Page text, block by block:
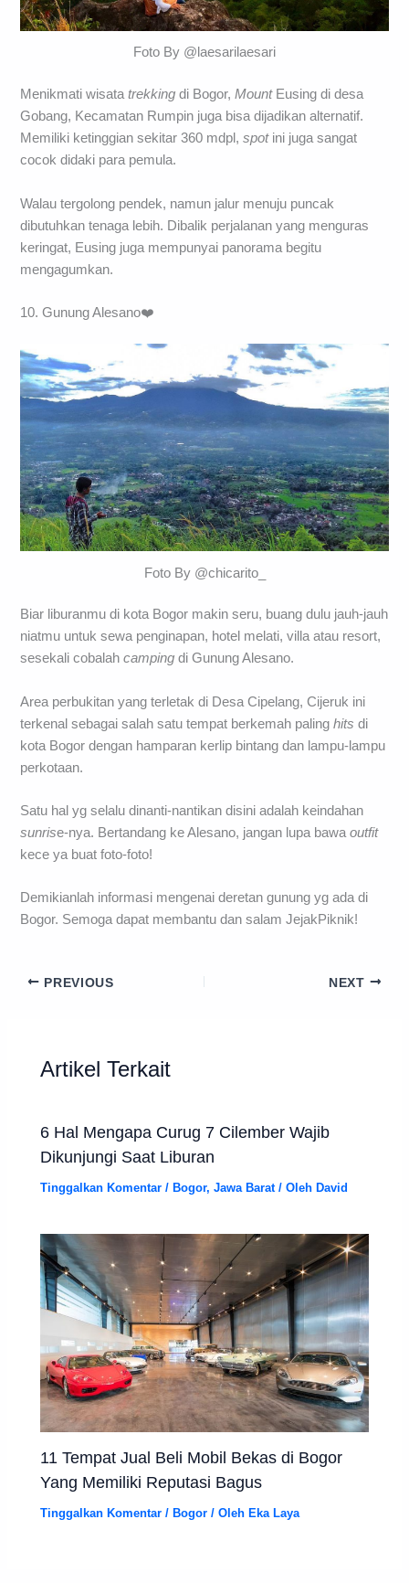
Foto By @laesarilaesari
Menikmati wisatatrekking di Bogor,MountEusing di desa
Gobang, Kecamatan Rumpin juga bisa dijadikan alternatif.
Memiliki ketinggian sekitar 360 mdpl,spotini juga sangat
cocok didaki para pemula.
Walau tergolong pendek, namun jalur menuju puncak
dibutuhkan tenaga lebih. Dibalik perjalanan yang menguras
keringat, Eusing juga mempunyai panorama begitu
mengagumkan.
10. Gunung Alesano❤️
Foto By @chicarito_
Biar liburanmu di kota Bogor makin seru, buang dulu jauh-jauh
niatmu untuk sewa penginapan, hotel melati, villa atau resort,
sesekali cobalahcamping di Gunung Alesano.
Area perbukitan yang terletak di Desa Cipelang, Cijeruk ini
terkenal sebagai salah satu tempat berkemah palinghits di
kota Bogor dengan hamparan kerlip bintang dan lampu-lampu
perkotaan.
Satu hal yg selalu dinanti-nantikan disini adalah keindahan
sunrise-nya. Bertandang ke Alesano, jangan lupa bawaoutfit
kece ya buat foto-foto!
Demikianlah informasi mengenai deretan gunung yg ada di
Bogor. Semoga dapat membantu dan salam JejakPiknik!
PREVIOUS NEXT
Artikel Terkait
6 Hal Mengapa Curug 7 Cilember Wajib
Dikunjungi Saat Liburan
Tinggalkan Komentar / Bogor,Jawa Barat/ Oleh David
11 Tempat Jual Beli Mobil Bekas di Bogor
Yang Memiliki Reputasi Bagus
Tinggalkan Komentar / Bogor / Oleh Eka Laya